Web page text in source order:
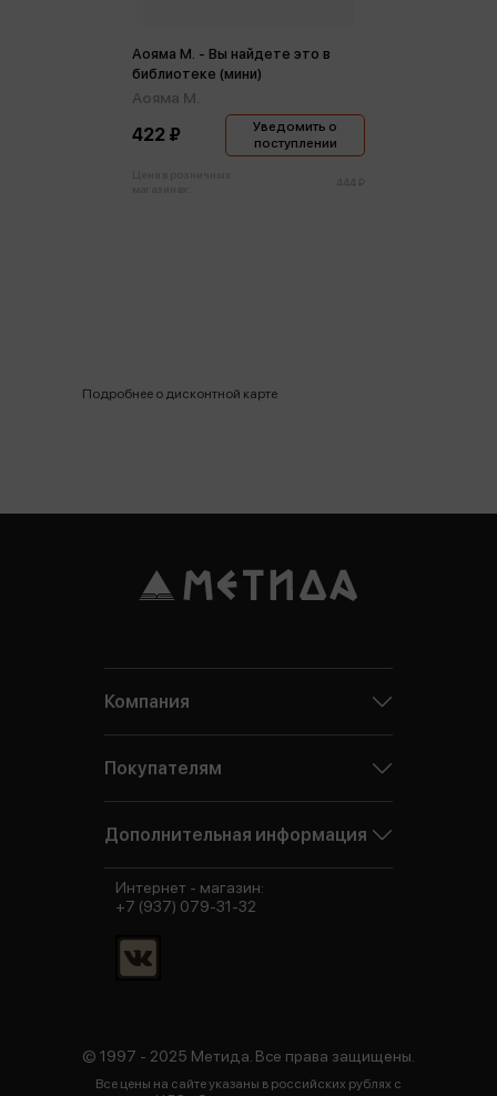
Аояма М. - Вы найдете это в
библиотеке (мини)
Аояма М.
422 ₽
Уведомить о
поступлении
Подробнее о дисконтной карте
Компания
Покупателям
Дополнительная информация
© 1997 - 2025 Метида. Все права защищены.
Все цены на сайте указаны в российских рублях с
Интернет - магазин:
+7 (937) 079-31-32